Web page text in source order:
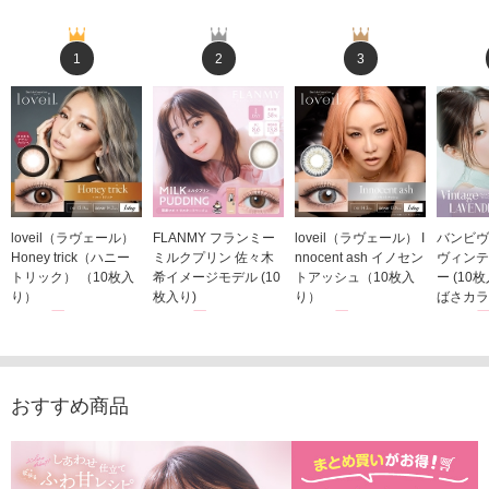
1
loveil（ラヴェール）
Honey trick（ハニー
トリック） （10枚入
り）
2
FLANMY フランミー
ミルクプリン 佐々木
希イメージモデル (10
枚入り)
3
loveil（ラヴェール） I
nnocent ash イノセン
トアッシュ（10枚入
り）
バンビ
ヴィン
ー (10
ばさカ
おすすめ商品